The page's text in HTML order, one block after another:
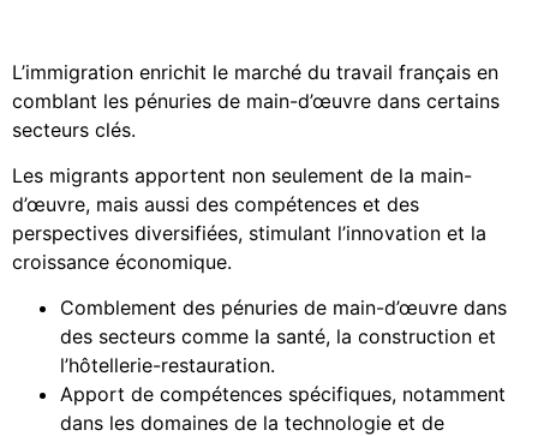
L’immigration enrichit le marché du travail français en
comblant les pénuries de main-d’œuvre dans certains
secteurs clés.
Les migrants apportent non seulement de la main-
d’œuvre, mais aussi des compétences et des
perspectives diversifiées, stimulant l’innovation et la
croissance économique.
Comblement des pénuries de main-d’œuvre dans
des secteurs comme la santé, la construction et
l’hôtellerie-restauration.
Apport de compétences spécifiques, notamment
dans les domaines de la technologie et de